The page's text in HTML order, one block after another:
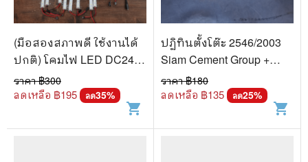
(มือสองสภาพดี ใช้งานได้
ปกติ) โคมไฟ LED DC24V
ฟูลสเปกตรัม 50 ซม. สําห
รับปลูกพืชในร่ม เพาะ
ราคา ฿300
ลดเหลือ ฿195 ลด35%
shopping_cart
ปฏิทินตั้งโต๊ะ 2546/2003
Siam Cement Group +
Boxset
ราคา ฿180
ลดเหลือ ฿135 ลด25%
shopping_cart